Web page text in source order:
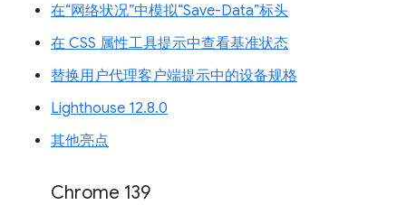
在“网络状况”中模拟“Save-Data”标头
在 CSS 属性工具提示中查看基准状态
替换用户代理客户端提示中的设备规格
Lighthouse 12.8.0
其他亮点
Chrome 139